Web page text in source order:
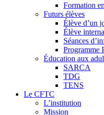
Formation
Futurs élèves
Élève d’un
Élève
Séances
Programme
Éducation aux
SARCA
TDG
TENS
Le CFTC
L’institution
Mission